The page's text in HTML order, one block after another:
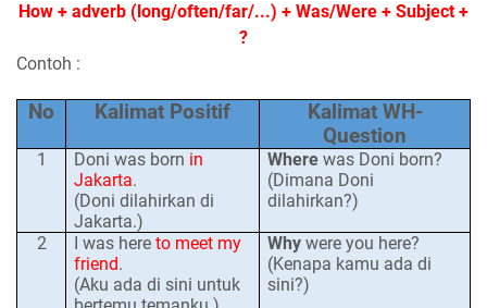
How + adverb (long/often/far/...) + Was/Were + Subject +
?
Contoh :
No Kalimat Positif
Kalimat WH-
Question
1 Doni was born in
Jakarta.
(Doni dilahirkan di
Jakarta.)
Wherewas Doni born?
(Dimana Doni
dilahirkan?)
2 I was hereto meet my
friend.
(Aku ada di sini untuk
Whywereyou here?
(Kenapa kamu ada di
sini?)